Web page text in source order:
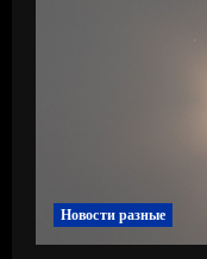
Новости разные